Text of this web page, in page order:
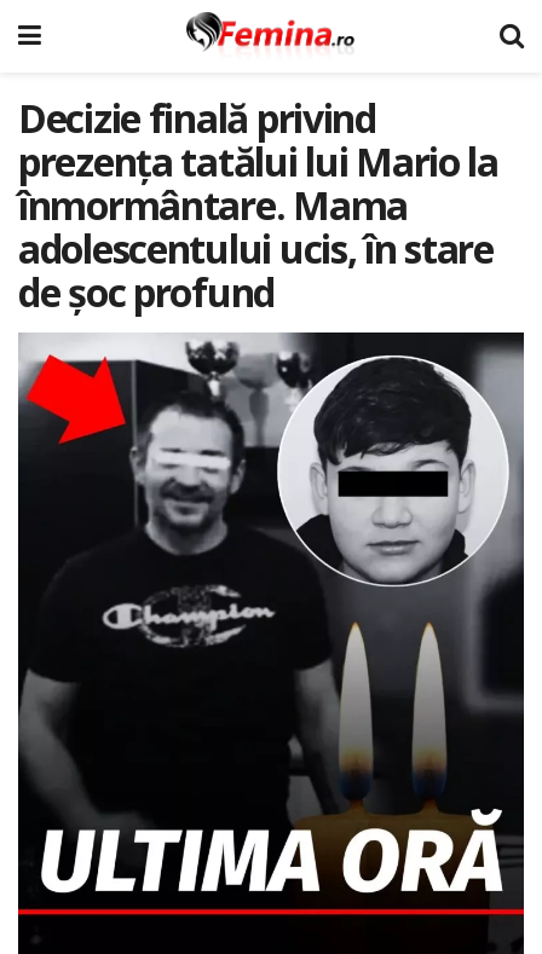
Decizie finală privind
prezența tatălui lui Mario la
înmormântare. Mama
adolescentului ucis, în stare
de șoc profund